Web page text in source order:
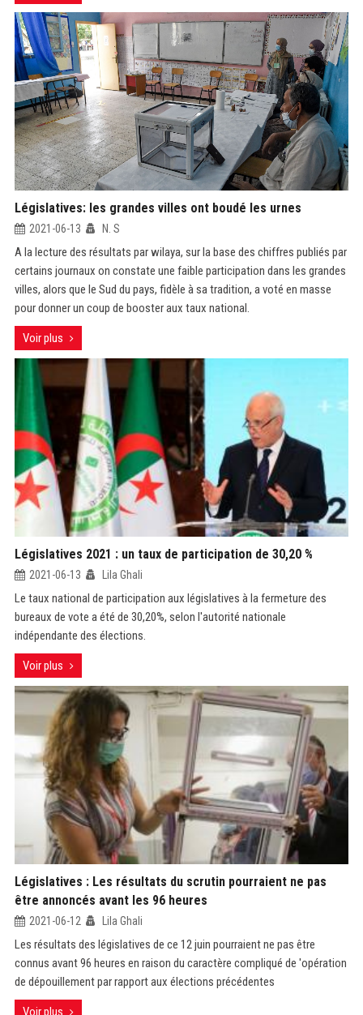
Législatives: les grandes villes ont boudé les urnes
2021-06-13 N. S
A la lecture des résultats par wilaya, sur la base des chiffres publiés par
certains journaux on constate une faible participation dans les grandes
villes, alors que le Sud du pays, fidèle à sa tradition, a voté en masse
pour donner un coup de booster aux taux national.
Voir plus
Législatives 2021 : un taux de participation de 30,20 %
2021-06-13 Lila Ghali
Le taux national de participation aux législatives à la fermeture des
bureaux de vote a été de 30,20%, selon l'autorité nationale
indépendante des élections.
Voir plus
Législatives : Les résultats du scrutin pourraient ne pas
être annoncés avant les 96 heures
2021-06-12 Lila Ghali
Les résultats des législatives de ce 12 juin pourraient ne pas être
connus avant 96 heures en raison du caractère compliqué de 'opération
de dépouillement par rapport aux élections précédentes
Voir plus